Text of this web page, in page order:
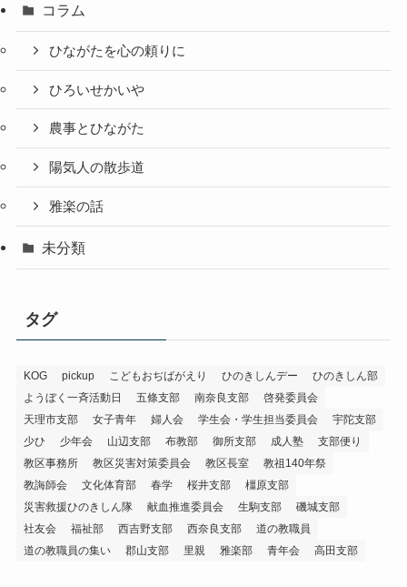
コラム
ひながたを心の頼りに
ひろいせかいや
農事とひながた
陽気人の散歩道
雅楽の話
未分類
タグ
KOG pickup こどもおぢばがえり ひのきしんデー
ひのきしん部
ようぼく一斉活動日
五條支部 南奈良支部
啓発委員会
天理市支部
女子青年 婦人会 学生会・学生担当委員会
宇陀支部
少ひ
少年会 山辺支部 布教部 御所支部 成人塾
支部便り
教区事務所
教区災害対策委員会 教区長室
教祖140年祭
教誨師会
文化体育部 春学 桜井支部
橿原支部
災害救援ひのきしん隊
献血推進委員会 生駒支部
磯城支部
社友会
福祉部 西吉野支部 西奈良支部
道の教職員
道の教職員の集い
郡山支部 里親 雅楽部 青年会 高田支部